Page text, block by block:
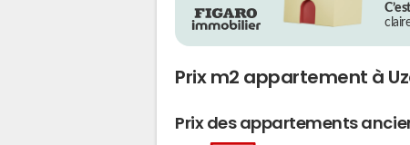
Prix m2 appartement à
Prix des appartements